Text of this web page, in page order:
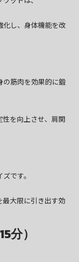
化し、身体機能を改
の筋肉を効果的に鍛
性を向上させ、肩関
です。
最大限に引き出す効
分）